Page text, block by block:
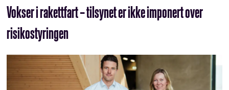
Vokser i rakettfart – tilsynet er ikke imponert over
risikostyringen